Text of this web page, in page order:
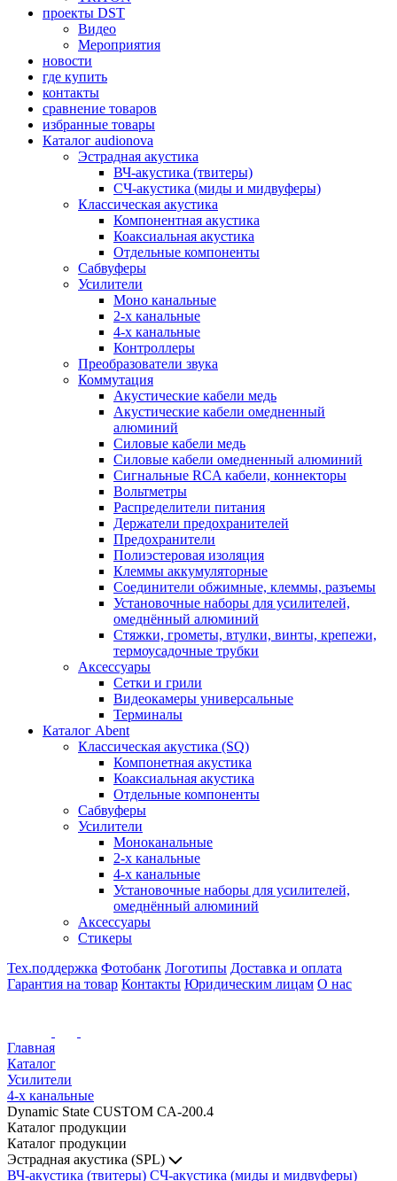
проекты DST
Видео
Мероприятия
новости
где купить
контакты
сравнение товаров
избранные товары
Каталог audionova
Эстрадная акустика
ВЧ-акустика (твитеры)
СЧ-акустика (миды и мидвуферы)
Классическая акустика
Компонентная акустика
Коаксиальная акустика
Отдельные компоненты
Сабвуферы
Усилители
Моно канальные
2-х канальные
4-х канальные
Контроллеры
Преобразователи звука
Коммутация
Акустические кабели медь
Акустические кабели омедненный
алюминий
Силовые кабели медь
Силовые кабели омедненный алюминий
Сигнальные RCA кабели, коннекторы
Вольтметры
Распределители питания
Держатели предохранителей
Предохранители
Полиэстеровая изоляция
Клеммы аккумуляторные
Соединители обжимные, клеммы, разъемы
Установочные наборы для усилителей,
омеднённый алюминий
Стяжки, грометы, втулки, винты, крепежи,
термоусадочные трубки
Аксессуары
Сетки и грили
Видеокамеры универсальные
Терминалы
Каталог Abent
Классическая акустика (SQ)
Компонетная акустика
Коаксиальная акустика
Отдельные компоненты
Сабвуферы
Усилители
Моноканальные
2-х канальные
4-х канальные
Установочные наборы для усилителей,
омеднённый алюминий
Аксессуары
Стикеры
Тех.поддержка Фотобанк Логотипы Доставка и оплата
Гарантия на товар Контакты Юридическим лицам О нас
Главная
Каталог
Усилители
4-х канальные
Dynamic State CUSTOM CA-200.4
Каталог продукции
Каталог продукции
Эстрадная акустика (SPL)
ВЧ-акустика (твитеры) СЧ-акустика (миды и мидвуферы)